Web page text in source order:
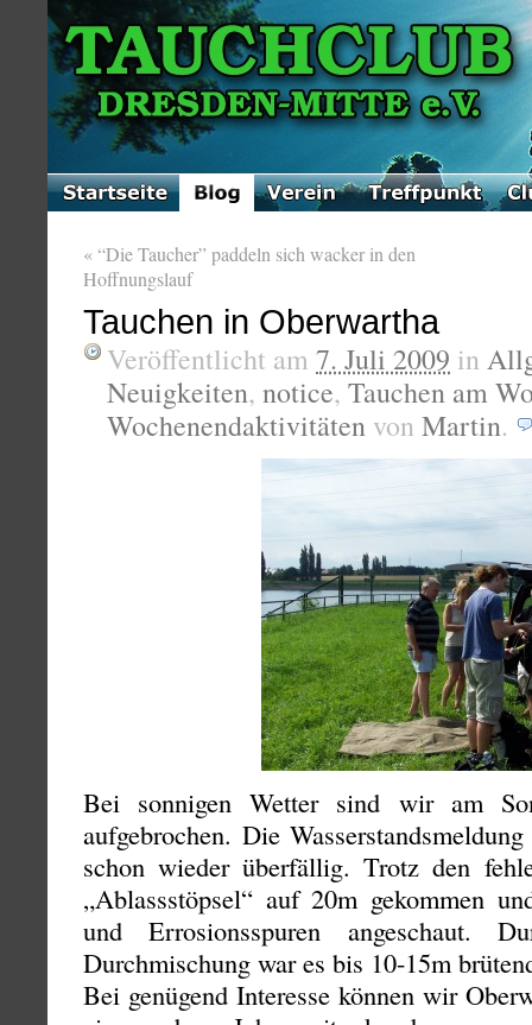
« “Die Taucher” paddeln sich wacker in den
Hoffnungslauf
Tauchen in Oberwartha
Veröffentlicht am 7. Juli 2009 in
Neuigkeiten, notice, Tauchen am
Wochenendaktivitäten von Martin.
Bei sonnigen Wetter sind wir am
aufgebrochen. Die
schon wieder überfällig. Trotz den
„Ablassstöpsel“ auf 20m gekommen
und Errosionsspuren angeschaut.
Durchmischung war es bis 10-15m
Bei genügend Interesse können wir